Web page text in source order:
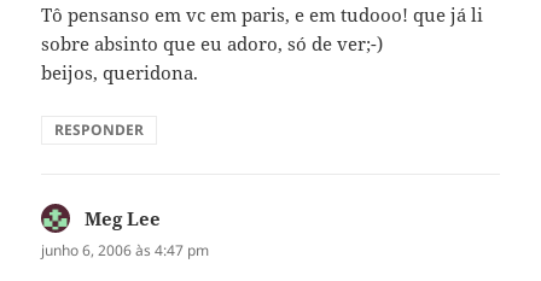
Tô pensanso em vc em paris, e em tudooo! que já li
sobre absinto que eu adoro, só de ver;-)
beijos, queridona.
RESPONDER
Meg Lee
junho 6, 2006 às 4:47 pm